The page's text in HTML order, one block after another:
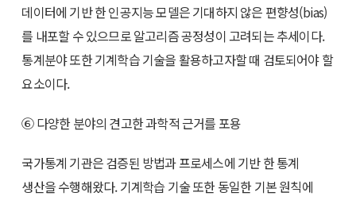
데이터에 기반 한 인공지능 모델은 기대하지 않은 편향성(bias)
를 내포할 수 있으므로 알고리즘 공정성이 고려되는 추세이다.
통계분야 또한 기계학습 기술을 활용하고자할 때 검토되어야 할
요소이다.
⑥ 다양한 분야의 견고한 과학적 근거를 포용
국가통계 기관은 검증된 방법과 프로세스에 기반 한 통계
생산을 수행해왔다. 기계학습 기술 또한 동일한 기본 원칙에